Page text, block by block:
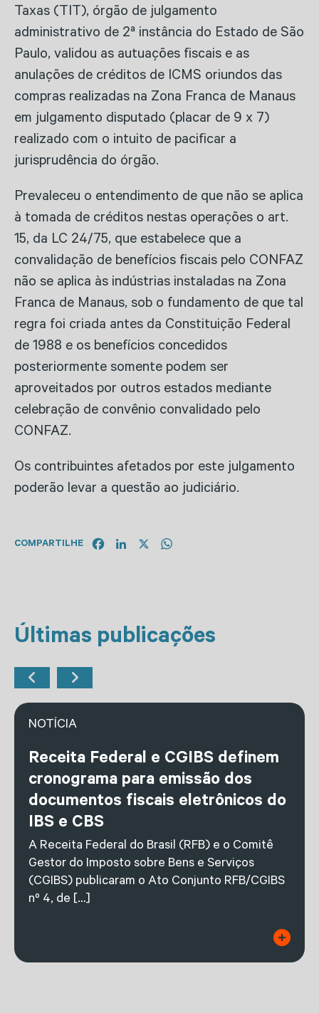
Taxas (TIT), órgão de julgamento
administrativo de 2ª instância do Estado de São
Paulo, validou as autuações fiscais e as
anulações de créditos de ICMS oriundos das
compras realizadas na Zona Franca de Manaus
em julgamento disputado (placar de 9 x 7)
realizado com o intuito de pacificar a
jurisprudência do órgão.
Prevaleceu o entendimento de que não se aplica
à tomada de créditos nestas operações o art.
15, da LC 24/75, que estabelece que a
convalidação de benefícios fiscais pelo CONFAZ
não se aplica às indústrias instaladas na Zona
Franca de Manaus, sob o fundamento de que tal
regra foi criada antes da Constituição Federal
de 1988 e os benefícios concedidos
posteriormente somente podem ser
aproveitados por outros estados mediante
celebração de convênio convalidado pelo
CONFAZ.
Os contribuintes afetados por este julgamento
poderão levar a questão ao judiciário.
COMPARTILHE FacebookLinkedIn
Últimas publicações
NOTÍCIA
Receita Federal e CGIBS definem
cronograma para emissão dos
documentos fiscais eletrônicos do
IBS e CBS
A Receita Federal do Brasil (RFB) e o Comitê
Gestor do Imposto sobre Bens e Serviços
(CGIBS) publicaram o Ato Conjunto RFB/CGIBS
nº 4, de […]